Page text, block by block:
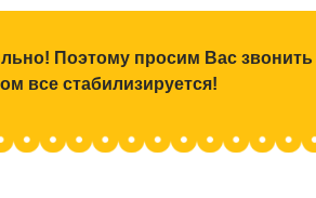
Поэтому просим Вас звонить
все стабилизируется!